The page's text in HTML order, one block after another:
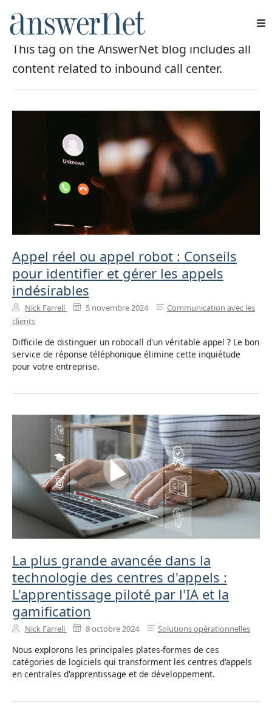
Services
Ressources
À propos de nous
Nous contacter
Centre d'appels entrants
This tag on the AnswerNet blog includes all
content related to inbound call center.
Appel réel ou appel robot : Conseils
pour identifier et gérer les appels
indésirables
Nick Farrell 5 novembre 2024
Communication avec les
clients
Difficile de distinguer un robocall d'un véritable appel ? Le bon
service de réponse téléphonique élimine cette inquiétude
pour votre entreprise.
La plus grande avancée dans la
technologie des centres d'appels :
L'apprentissage piloté par l'IA et la
gamification
Nick Farrell 8 octobre 2024 Solutions opérationnelles
Nous explorons les principales plates-formes de ces
catégories de logiciels qui transforment les centres d'appels
en centrales d'apprentissage et de développement.